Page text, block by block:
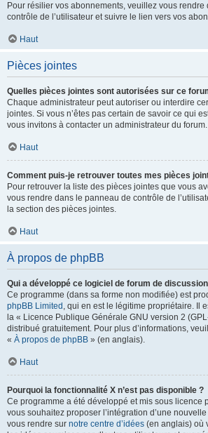
Pour résilier vos abonnements, veuillez vous rendre
contrôle de l’utilisateur et suivre le lien vers vos
Haut
Pièces jointes
Quelles pièces jointes sont autorisées sur ce
Chaque administrateur peut autoriser ou interdire
jointes. Si vous n’êtes pas certain de savoir ce qui
vous invitons à contacter un administrateur du forum.
Haut
Comment puis-je retrouver toutes mes pièces
Pour retrouver la liste des pièces jointes que vous
vous rendre dans le panneau de contrôle de
la section des pièces jointes.
Haut
À propos de phpBB
Qui a développé ce logiciel de forum de
Ce programme (dans sa forme non modifiée) est
phpBB Limited , qui en est le légitime propriétaire. Il
la « Licence Publique Générale GNU version 2
distribué gratuitement. Pour plus d’informations,
« À propos de phpBB » (en anglais).
Haut
Pourquoi la fonctionnalité X n’est pas disponible ?
Ce programme a été développé et mis sous licence
vous souhaitez proposer l’intégration d’une
vous rendre sur notre centre d’idées (en anglais) où